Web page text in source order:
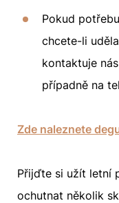
Pokud
chcete-li
kontaktuje
případně na
Zde naleznete
Přijďte si užít letní
ochutnat několik